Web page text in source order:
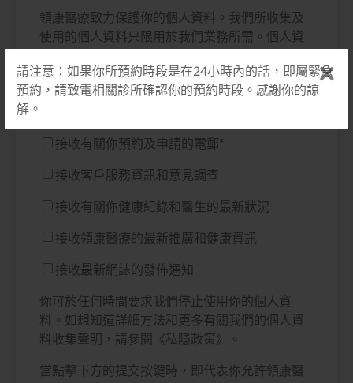
請注意：如果你所預約時段是在24小時內的話，即屬緊急
預約，請致電相關診所確認你的預約時段。感謝你的諒
解。
領康醫療致力保護你的個人資料。我們所收集及
使用的個人資料只限用於我們業務所需。個人資
作推廣用途，我們將不定期以電郵等方式與你聯
絡。如你同意我們將你的個人資料用作推廣用
接收有關你預約及申請的電郵 *
接收客戶服務資訊和意見調查
接收有關你健康紀錄和醫生的最新狀況
接收領康醫療的最新推廣和健康資訊
接收最新網誌的發佈通知
你可於任何時間要求我們停止使用你的個人資
料。如想知道詳細方法和更多有關我們的個人資
料收集聲明，請參閱《私隱政策》。
當點擊下方的提交按鍵時，即代表你允許領康醫